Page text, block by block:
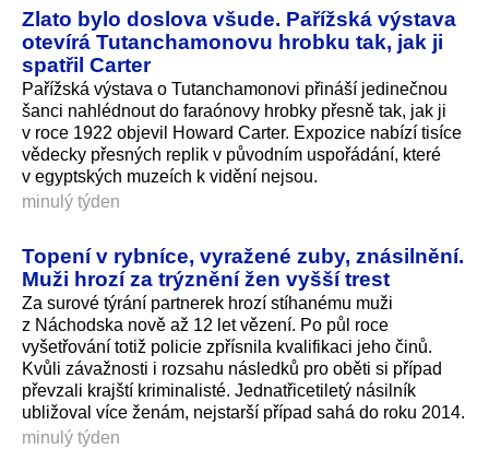
Zlato bylo doslova všude. Pařížská výstava
otevírá Tutanchamonovu hrobku tak, jak ji
spatřil Carter
Pařížská výstava o Tutanchamonovi přináší jedinečnou
šanci nahlédnout do faraónovy hrobky přesně tak, jak ji
v roce 1922 objevil Howard Carter. Expozice nabízí tisíce
vědecky přesných replik v původním uspořádání, které
v egyptských muzeích k vidění nejsou.
minulý týden
Topení v rybníce, vyražené zuby, znásilnění.
Muži hrozí za trýznění žen vyšší trest
Za surové týrání partnerek hrozí stíhanému muži
z Náchodska nově až 12 let vězení. Po půl roce
vyšetřování totiž policie zpřísnila kvalifikaci jeho činů.
Kvůli závažnosti i rozsahu následků pro oběti si případ
převzali krajští kriminalisté. Jednatřicetiletý násilník
ubližoval více ženám, nejstarší případ sahá do roku 2014.
minulý týden